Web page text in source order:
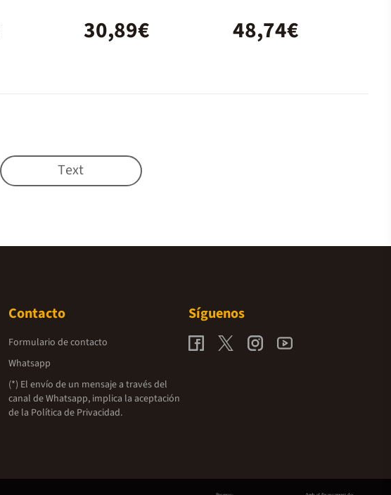
30,89€ 48,74€
Text
Contacto
Formulario de contacto
Whatsapp
(*) El envío de un mensaje a través del
canal de Whatsapp, implica la aceptación
de la Política de Privacidad.
Síguenos